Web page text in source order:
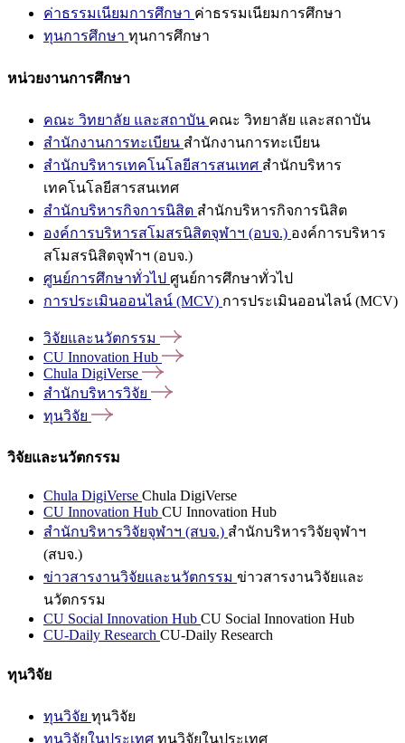
ค่าธรรมเนียมการศึกษา ค่าธรรมเนียมการศึกษา
ทุนการศึกษา ทุนการศึกษา
หน่วยงานการศึกษา
คณะ วิทยาลัย และสถาบัน คณะ วิทยาลัย และสถาบัน
สำนักงานการทะเบียน สำนักงานการทะเบียน
สำนักบริหารเทคโนโลยีสารสนเทศ สำนักบริหาร
เทคโนโลยีสารสนเทศ
สำนักบริหารกิจการนิสิต สำนักบริหารกิจการนิสิต
องค์การบริหารสโมสรนิสิตจุฬาฯ (อบจ.) องค์การบริหาร
สโมสรนิสิตจุฬาฯ (อบจ.)
ศูนย์การศึกษาทั่วไป ศูนย์การศึกษาทั่วไป
การประเมินออนไลน์ (MCV) การประเมินออนไลน์ (MCV)
วิจัยและนวัตกรรม
CU Innovation Hub
Chula DigiVerse
สำนักบริหารวิจัย
ทุนวิจัย
วิจัยและนวัตกรรม
Chula DigiVerse Chula DigiVerse
CU Innovation Hub CU Innovation Hub
สำนักบริหารวิจัยจุฬาฯ (สบจ.) สำนักบริหารวิจัยจุฬาฯ
(สบจ.)
ข่าวสารงานวิจัยและนวัตกรรม ข่าวสารงานวิจัยและ
นวัตกรรม
CU Social Innovation Hub CU Social Innovation Hub
CU-Daily Research CU-Daily Research
ทุนวิจัย
ทุนวิจัย ทุนวิจัย
ทุนวิจัยในประเทศ ทุนวิจัยในประเทศ